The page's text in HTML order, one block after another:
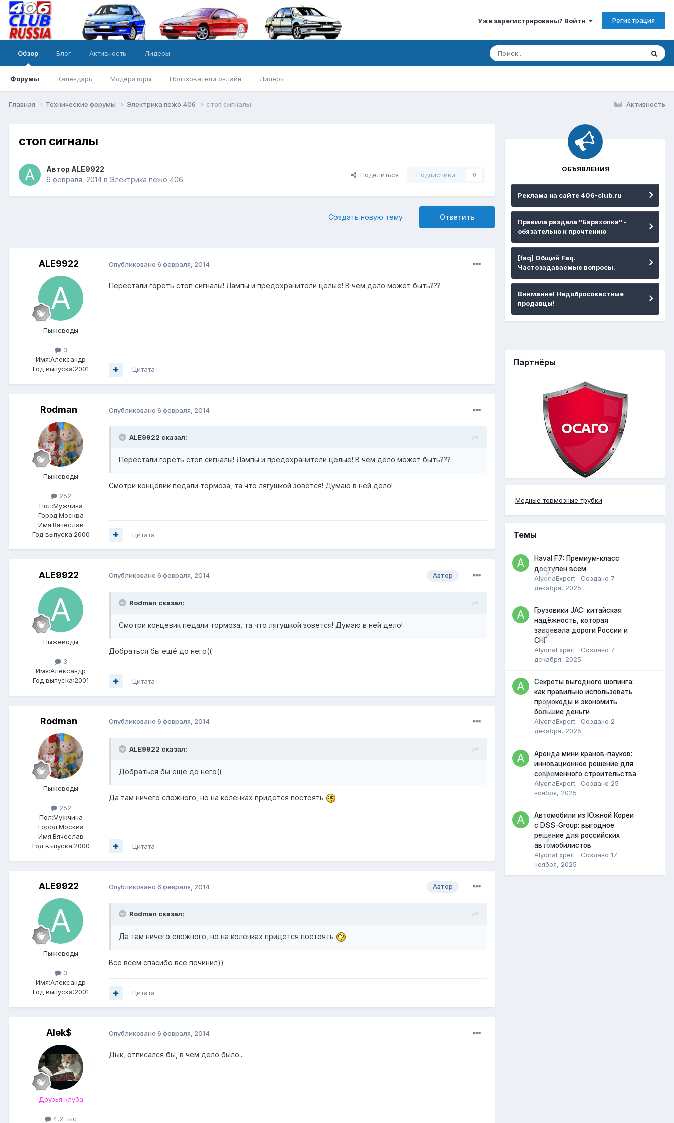
Уже зарегистрированы? Войти Регистрация
Обзор
Форумы Календарь Модераторы Пользователи онлайн Лидеры
Блог Активность Лидеры
Активность
Главная Технические форумы Электрика пежо 406 стоп сигналы
стоп сигналы
Автор ALE9922
6 февраля, 2014 в Электрика пежо 406
Поделиться Подписчики 0
Ответить
Создать новую тему
ALE9922
Пыжеводы
3
Имя:Александр
Год выпуска:2001
Опубликовано 6 февраля, 2014
Перестали гореть стоп сигналы! Лампы и предохранители целые! В чем дело может быть???
Цитата
Rodman
Пыжеводы
252
Пол:Мужчина
Город:Москва
Имя:Вячеслав
Год выпуска:2000
Опубликовано 6 февраля, 2014
ALE9922 сказал:
Перестали гореть стоп сигналы! Лампы и предохранители целые! В чем дело может быть???
Смотри концевик педали тормоза, та что лягушкой зовется! Думаю в ней дело!
Цитата
ALE9922
Пыжеводы
3
Имя:Александр
Год выпуска:2001
Автор
Опубликовано 6 февраля, 2014
Rodman сказал:
Смотри концевик педали тормоза, та что лягушкой зовется! Думаю в ней дело!
Добраться бы ещё до него((
Цитата
Rodman
Пыжеводы
252
Пол:Мужчина
Город:Москва
Имя:Вячеслав
Год выпуска:2000
Опубликовано 6 февраля, 2014
ALE9922 сказал:
Добраться бы ещё до него((
Да там ничего сложного, но на коленках придется постоять
Цитата
ALE9922
Пыжеводы
3
Имя:Александр
Год выпуска:2001
Автор
Опубликовано 6 февраля, 2014
Rodman сказал:
Да там ничего сложного, но на коленках придется постоять
Все всем спасибо все починил))
Цитата
Alek$
Друзья клуба
4,2 тыс
Опубликовано 6 февраля, 2014
Дык, отписался бы, в чем дело было...
ОБЪЯВЛЕНИЯ
Реклама на сайте 406-club.ru
Правила раздела "Барахолка" -
обязательно к прочтению
[faq] Общий Faq.
Частозадаваемые вопросы.
Внимание! Недобросовестные
продавцы!
Партнёры
Медные тормозные трубки
Темы
0
Haval F7: Премиум-класс
доступен всем
AlyonaExpert · Создано 7
декабря, 2025
0
Грузовики JAC: китайская
надёжность, которая
завоевала дороги России и
СНГ
AlyonaExpert · Создано 7
декабря, 2025
0
Секреты выгодного шопинга:
как правильно использовать
промокоды и экономить
большие деньги
AlyonaExpert · Создано 2
декабря, 2025
0
Аренда мини кранов-пауков:
инновационное решение для
современного строительства
AlyonaExpert · Создано 25
ноября, 2025
0
Автомобили из Южной Кореи
с DSS-Group: выгодное
решение для российских
автомобилистов
AlyonaExpert · Создано 17
ноября, 2025